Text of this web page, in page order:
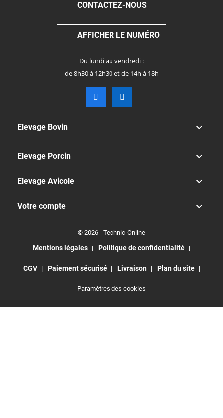
CONTACTEZ-NOUS
AFFICHER LE NUMÉRO
Du lundi au vendredi :
de 8h30 à 12h30 et de 14h à 18h
Elevage Bovin 
Elevage Porcin 
Elevage Avicole 
Votre compte 
© 2026 - Technic-Online
Mentions légales Politique de confidentialité
CGV Paiement sécurisé Livraison Plan du site
Paramètres des cookies